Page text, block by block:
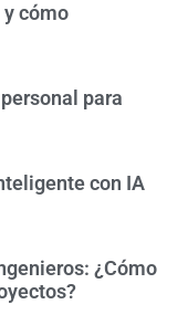
y cómo
para
con IA
¿Cómo